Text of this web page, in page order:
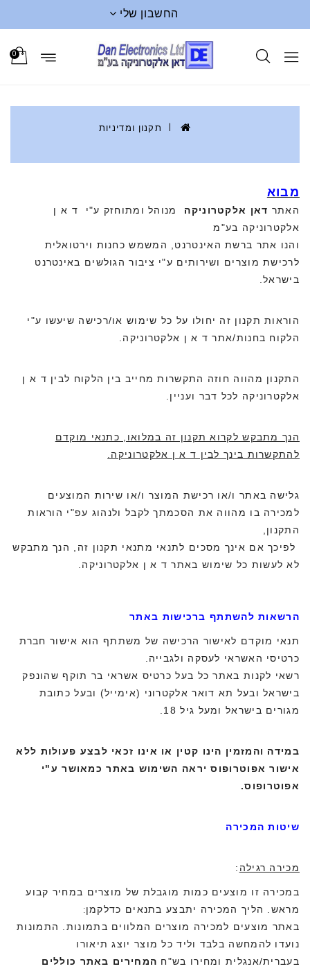
החשבון שלי
0
תקנון ומדיניות
מבוא
האתר דאן אלקטרוניקה
מנוהל ומתוחזק ע"י ד א ן
אלקטרוניקה בע"מ
והנו אתר ברשת האינטרנט, המשמש כחנות וירטואלית
לרכישת מוצרים ושירותים ע"י ציבור הגולשים באינטרנט
בישראל.
הוראות תקנון זה יחולו על כל שימוש או/רכישה שיעשו ע"י
הלקוח בחנות/אתר ד א ן אלקטרוניקה.
התקנון מהווה חוזה התקשרות מחייב בין הלקוח לבין ד א ן
אלקטרוניקה לכל דבר ועניין.
הנך מתבקש לקרוא תקנון זה במלואו, כתנאי מוקדם
להתקשרות בינך לבין ד א ן אלקטרוניקה.
גלישה באתר ו/או רכישת המוצר ו/או שירות המוצעים
למכירה בו מהווה את הסכמתך לקבל ולנהוג עפ"י הוראות
התקנון,
לפיכך אם אינך מסכים לתנאי מתנאי תקנון זה, הנך מתבקש
לא לעשות כל שימוש באתר ד א ן אלקטרוניקה.
הרשאות להשתתף ברכישות באתר
תנאי מוקדם לאישור הרכישה של משתתף הוא אישור חברת
כרטיסי האשראי לעסקה ולגבייה.
רשאי לקנות באתר כל בעל כרטיס אשראי בר תוקף שהונפק
בישראל ובעל תא דואר אלקטרוני (אימייל) ובעל כתובת
מגורים בישראל ומעל גיל 18.
במידה והמזמין הינו קטין או אינו זכאי לבצע פעולות ללא
אישור אפוטרופוס יראה השימוש באתר כמאושר ע"י
אפוטרופוס.
שיטות המכירה
מכירה רגילה :
במכירה זו מוצעים כמות מוגבלת של מוצרים במחיר קבוע
מראש. הליך המכירה יתבצע בתנאים כדלקמן:
באתר מוצעים למכירה מוצרים המלווים בתמונות. התמונות
נועדו להמחשה בלבד וליד כל מוצר יוצג תיאורו
בעברית/אנגלית ומחירו בש"ח המחירים באתר כוללים